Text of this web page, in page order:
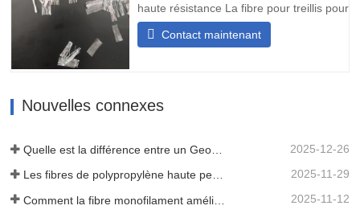
haute résistance La fibre pour treillis pour
béton haute résistance est un matériau
synthétique fabriqué selon un procédé
tridimensionnelle. Sa haute…
Contact maintenant
Nouvelles connexes
2025-12-26
Les fibres de polypropylène haute performance améliorent la durabilité du béton. 2025-11-29
2025-11-12